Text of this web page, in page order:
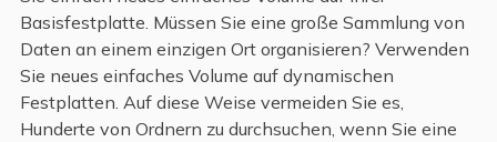
Basisfestplatte. Müssen Sie eine große Sammlung von
Daten an einem einzigen Ort organisieren? Verwenden
Sie neues einfaches Volume auf dynamischen
Festplatten. Auf diese Weise vermeiden Sie es,
Hunderte von Ordnern zu durchsuchen, wenn Sie eine